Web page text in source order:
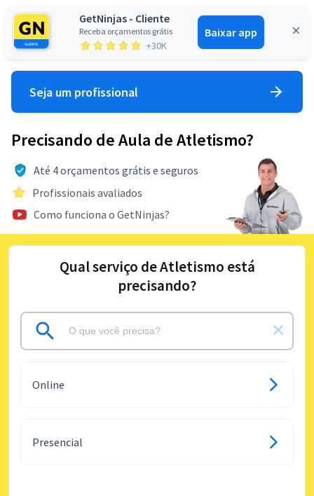
GetNinjas - Cliente
Receba orçamentos grátis
+30K
Baixar app
Entrar
Seja um profissional
Precisando de Aula de Atletismo?
Até 4 orçamentos grátis e seguros
Profissionais avaliados
Como funciona o GetNinjas?
Qual serviço de Atletismo está
precisando?
Online
Presencial